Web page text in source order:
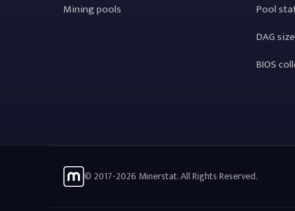
Mining pools
Pool
DAG
BIOS
© 2017-2026 Minerstat. All Rights Reserved.